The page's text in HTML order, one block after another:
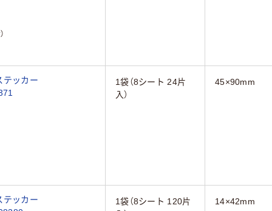
テッカー
ート(24片) 08371
1袋（8シート 24片
入）
45×90mm
テッカー
1袋（8シート 120片
14×42mm